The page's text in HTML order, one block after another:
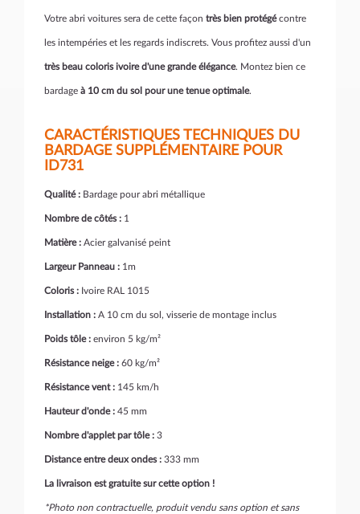
Votre abri voitures sera de cette façon très bien protégécontre
les intempéries et les regards indiscrets. Vous profitez aussi d'un
très beau coloris ivoire d'une grande élégance. Montez bien ce
bardage à 10 cm du sol pour une tenue optimale.
CARACTÉRISTIQUES TECHNIQUES DU
BARDAGE SUPPLÉMENTAIRE POUR
ID731
Qualité : Bardage pour abri métallique
Nombre de côtés : 1
Matière : Acier galvanisé peint
Largeur Panneau : 1m
Coloris : Ivoire RAL 1015
Installation : A 10 cm du sol, visserie de montage inclus
Poids tôle : environ 5 kg/m²
Résistance neige : 60 kg/m²
Résistance vent : 145 km/h
Hauteur d'onde : 45 mm
Nombre d'applet par tôle : 3
Distance entre deux ondes : 333 mm
La livraison est gratuite sur cette option !
*Photo non contractuelle, produit vendu sans option et sans